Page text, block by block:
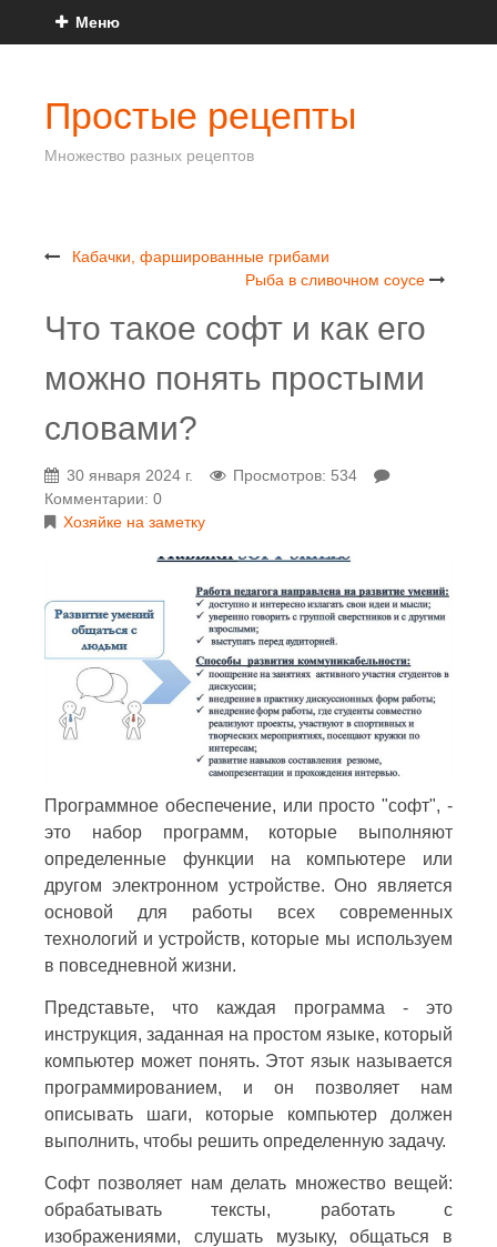
Меню
Простые рецепты
Множество разных рецептов
Кабачки, фаршированные грибами
Рыба в сливочном соусе
Что такое софт и как его
можно понять простыми
словами?
30 января 2024 г.
Просмотров: 534
Комментарии: 0
Хозяйке на заметку
Программное обеспечение, или просто "софт", -
это набор программ, которые выполняют
определенные функции на компьютере или
другом электронном устройстве. Оно является
основой для работы всех современных
технологий и устройств, которые мы используем
в повседневной жизни.
Представьте, что каждая программа - это
инструкция, заданная на простом языке, который
компьютер может понять. Этот язык называется
программированием, и он позволяет нам
описывать шаги, которые компьютер должен
выполнить, чтобы решить определенную задачу.
Софт позволяет нам делать множество вещей:
обрабатывать тексты, работать с
изображениями, слушать музыку, общаться в